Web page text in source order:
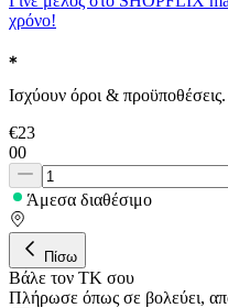
χρόνο!
Ισχύουν όροι & προϋποθέσεις.
€23
00
Άμεσα διαθέσιμο
Πίσω
Βάλε τον ΤΚ σου
Πλήρωσε όπως σε βολεύει,